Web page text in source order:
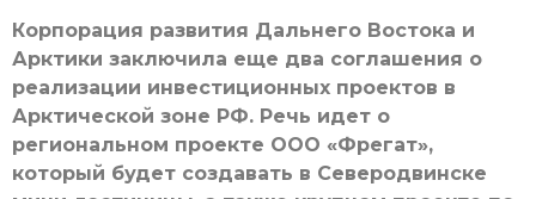
Корпорация развития Дальнего Востока и
Арктики заключила еще два соглашения о
реализации инвестиционных проектов в
Арктической зоне РФ. Речь идет о
региональном проекте ООО «Фрегат»,
который будет создавать в Северодвинске